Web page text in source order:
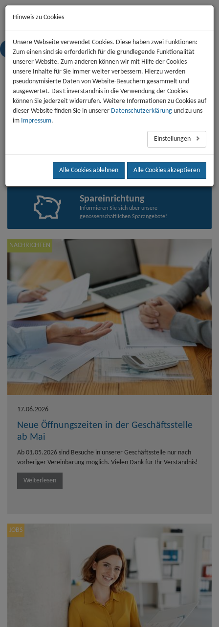
Wohnen
Finden Sie in unseren Wohnangeboten Ihr neues
Zuhause.
Informationen zu Entwicklungen der Heizpreise.
Spareinrichtung
Informieren Sie sich über unsere
genossenschaftlichen Sparangebote!
NACHRICHTEN
17.06.2026
Neue Öffnungszeiten in der Geschäftsstelle
ab Mai
Ab 01.05.2026 sind Besuche in unserer Geschäftsstelle nur nach
vorheriger Vereinbarung möglich. Vielen Dank für Ihr Verständnis!
Weiterlesen
JOBS
Hinweis zu Cookies
Unsere Webseite verwendet Cookies. Diese haben zwei Funktionen:
Zum einen sind sie erforderlich für die grundlegende Funktionalität
unserer Website. Zum anderen können wir mit Hilfe der Cookies
unsere Inhalte für Sie immer weiter verbessern. Hierzu werden
pseudonymisierte Daten von Website-Besuchern gesammelt und
ausgewertet. Das Einverständnis in die Verwendung der Cookies
können Sie jederzeit widerrufen. Weitere Informationen zu Cookies auf
dieser Website finden Sie in unserer Datenschutzerklärung und zu uns
im Impressum.
Einstellungen
Alle Cookies ablehnen Alle Cookies akzeptieren